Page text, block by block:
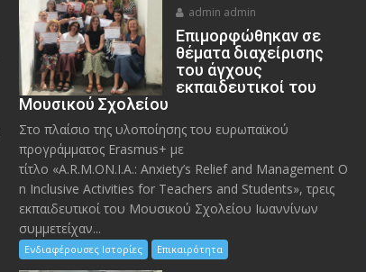
admin admin
Eπιμορφώθηκαν σε
θέματα διαχείρισης
του άγχους
εκπαιδευτικοί του
Μουσικού Σχολείου
Στο πλαίσιο της υλοποίησης του ευρωπαϊκού
προγράμματος Erasmus+ με
τίτλο «A.R.M.ON.I.A.: Anxiety’s Relief and Management O
n Inclusive Activities for Teachers and Students», τρεις
εκπαιδευτικοί του Μουσικού Σχολείου Ιωαννίνων
συμμετείχαν...
Ενδιαφέρουσες Ιστορίες Επικαιρότητα